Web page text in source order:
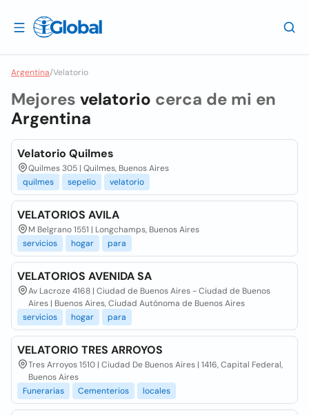
Argentina/Velatorio
Mejores velatorio cerca de mi en
Argentina
Velatorio Quilmes
Quilmes 305 | Quilmes, Buenos Aires
quilmes
sepelio velatorio
VELATORIOS AVILA
M Belgrano 1551 | Longchamps, Buenos Aires
servicios
hogar para
VELATORIOS AVENIDA SA
Av Lacroze 4168 | Ciudad de Buenos Aires - Ciudad de Buenos
Aires | Buenos Aires, Ciudad Autónoma de Buenos Aires
servicios
hogar para
VELATORIO TRES ARROYOS
Tres Arroyos 1510 | Ciudad De Buenos Aires | 1416, Capital Federal,
Buenos Aires
Funerarias
Cementerios locales